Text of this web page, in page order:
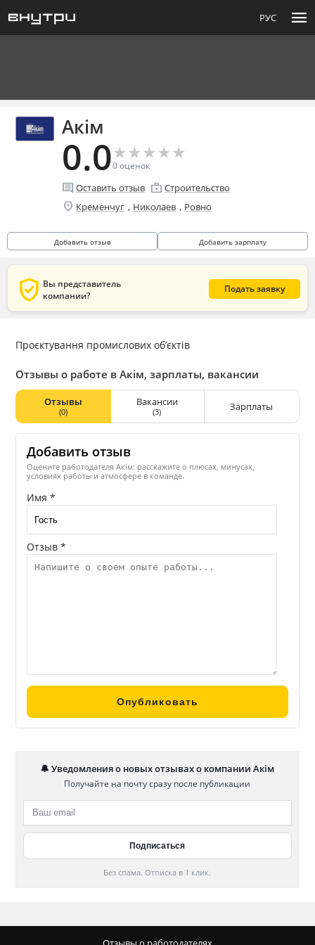
РУС menu
Акім
0.0★
★★
★★
★★
★★
★
0оценок
comment Оставить отзыв enterprise Строительство
location_on Кременчуг , Николаев , Ровно
Добавить отзыв Добавить зарплату
verified_user Вы представитель
компании?
Подать заявку
Проєктування промислових об’єктів
Отзывы о работе в Акім, зарплаты, вакансии
Отзывы
(0)
Вакансии
(3) Зарплаты
Добавить отзыв
Оцените работодателя Акім: расскажите о плюсах, минусах,
условиях работы и атмосфере в команде.
Имя *
Отзыв *
🔔 Уведомления о новых отзывах о компании Акім
Получайте на почту сразу после публикации
Без спама. Отписка в 1 клик.